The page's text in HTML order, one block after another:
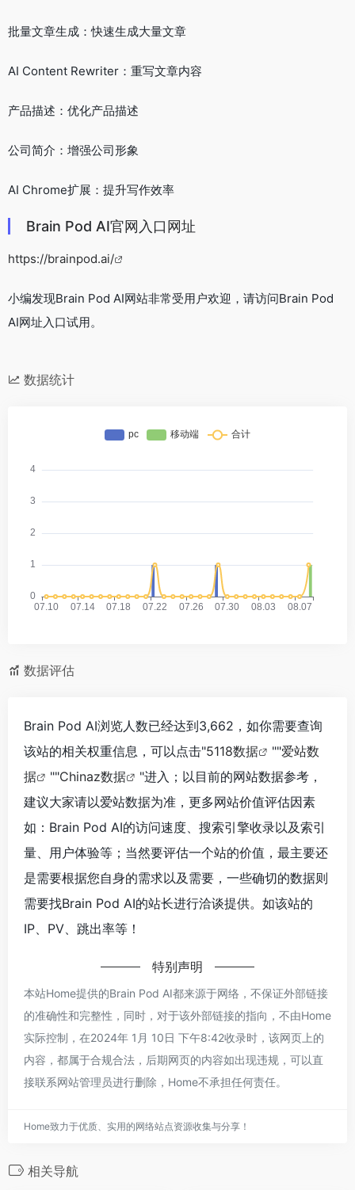
批量文章生成：快速生成大量文章
AI Content Rewriter：重写文章内容
产品描述：优化产品描述
公司简介：增强公司形象
AI Chrome扩展：提升写作效率
Brain Pod AI官网入口网址
https://brainpod.ai/
小编发现Brain Pod AI网站非常受用户欢迎，请访问Brain Pod
AI网址入口试用。
数据统计
数据评估
Brain Pod AI浏览人数已经达到3,662，如你需要查询
该站的相关权重信息，可以点击"5118数据 ""爱站数
据
""Chinaz数据
"进入；以目前的网站数据参考，
建议大家请以爱站数据为准，更多网站价值评估因素
如：Brain Pod AI的访问速度、搜索引擎收录以及索引
量、用户体验等；当然要评估一个站的价值，最主要还
是需要根据您自身的需求以及需要，一些确切的数据则
需要找Brain Pod AI的站长进行洽谈提供。如该站的
IP、PV、跳出率等！
特别声明
本站Home提供的Brain Pod AI都来源于网络，不保证外部链接
的准确性和完整性，同时，对于该外部链接的指向，不由Home
实际控制，在2024年 1月 10日 下午8:42收录时，该网页上的
内容，都属于合规合法，后期网页的内容如出现违规，可以直
接联系网站管理员进行删除，Home不承担任何责任。
Home致力于优质、实用的网络站点资源收集与分享！
相关导航